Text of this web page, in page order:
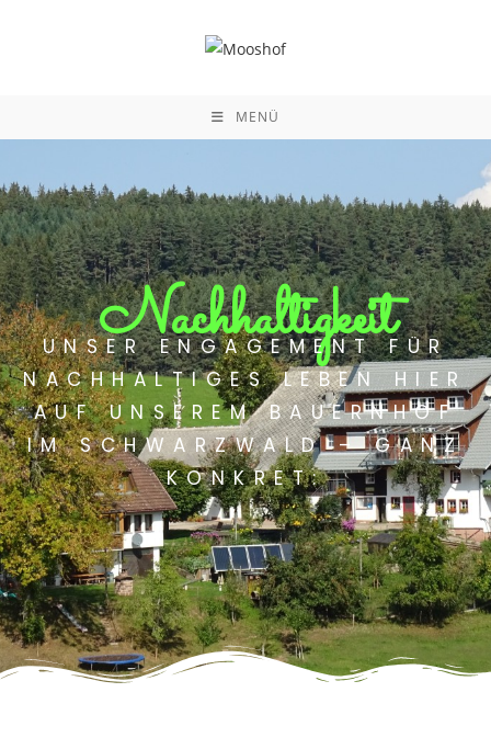
MENÜ
Nachhaltigkeit
UNSER ENGAGEMENT FÜR
NACHHALTIGES LEBEN HIER
AUF UNSEREM BAUERNHOF
IM SCHWARZWALD – GANZ
KONKRET: